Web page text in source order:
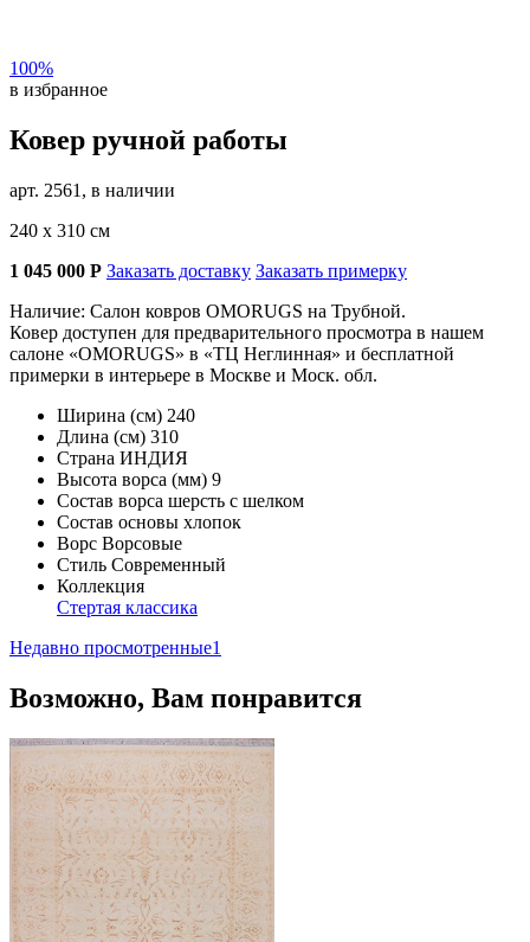
100%
в избранное
Ковер ручной работы
арт. 2561, в наличии
240 х 310 см
1 045 000 Р Заказать доставку Заказать примерку
Наличие: Салон ковров OMORUGS на Трубной.
Ковер доступен для предварительного просмотра в нашем
салоне «OMORUGS» в «ТЦ Неглинная» и бесплатной
примерки в интерьере в Москве и Моск. обл.
Ширина (см) 240
Длина (см) 310
Страна ИНДИЯ
Высота ворса (мм) 9
Состав ворса шерсть с шелком
Состав основы хлопок
Ворс Ворсовые
Стиль Современный
Коллекция
Стертая классика
Недавно просмотренные1
Возможно, Вам понравится